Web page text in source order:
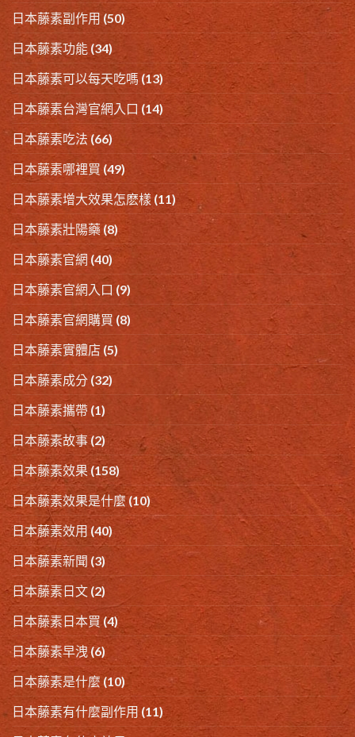
日本藤素副作用 (50)
日本藤素功能 (34)
日本藤素可以每天吃嗎 (13)
日本藤素台灣官網入口 (14)
日本藤素吃法 (66)
日本藤素哪裡買 (49)
日本藤素增大效果怎麽樣 (11)
日本藤素壯陽藥 (8)
日本藤素官網 (40)
日本藤素官網入口 (9)
日本藤素官網購買 (8)
日本藤素實體店 (5)
日本藤素成分 (32)
日本藤素攜帶 (1)
日本藤素故事 (2)
日本藤素效果(158)
日本藤素效果是什麼(10)
日本藤素效用 (40)
日本藤素新聞 (3)
日本藤素日文 (2)
日本藤素日本買(4)
日本藤素早洩(6)
日本藤素是什麼 (10)
日本藤素有什麼副作用 (11)